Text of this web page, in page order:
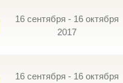
16 сентября - 16 октября
2017
16 сентября - 16 октября